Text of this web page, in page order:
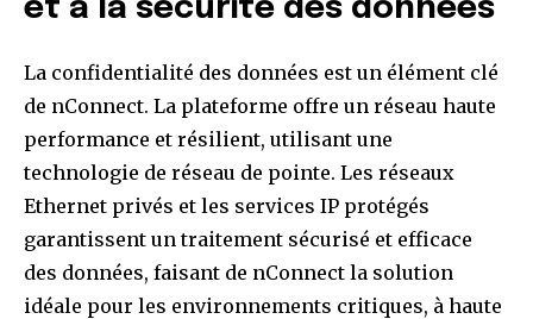
et à la sécurité des données
La confidentialité des données est un élément clé
de nConnect. La plateforme offre un réseau haute
performance et résilient, utilisant une
technologie de réseau de pointe. Les réseaux
Ethernet privés et les services IP protégés
garantissent un traitement sécurisé et efficace
des données, faisant de nConnect la solution
idéale pour les environnements critiques, à haute